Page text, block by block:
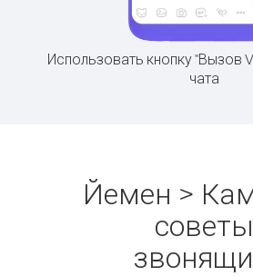
Использовать кнопку "Вызов
чата
Йемен >
советы